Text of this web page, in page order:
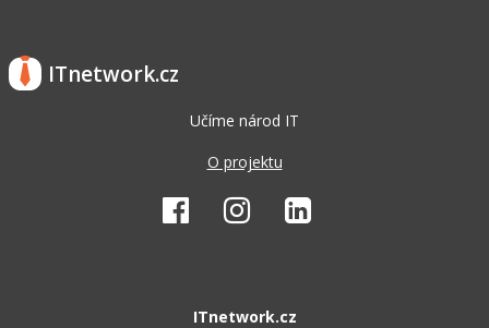
ITnetwork.cz
Učíme národ IT
O projektu
ITnetwork.cz